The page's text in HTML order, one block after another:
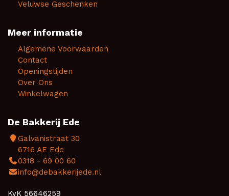
Veluwse Geschenken
Meer informatie
Algemene Voorwaarden
Contact
Openingstijden
Over Ons
Winkelwagen
De Bakkerij Ede
Galvanistraat 30
6716 AE Ede
0318 - 69 00 60
info@debakkerijede.nl
KvK 56646259